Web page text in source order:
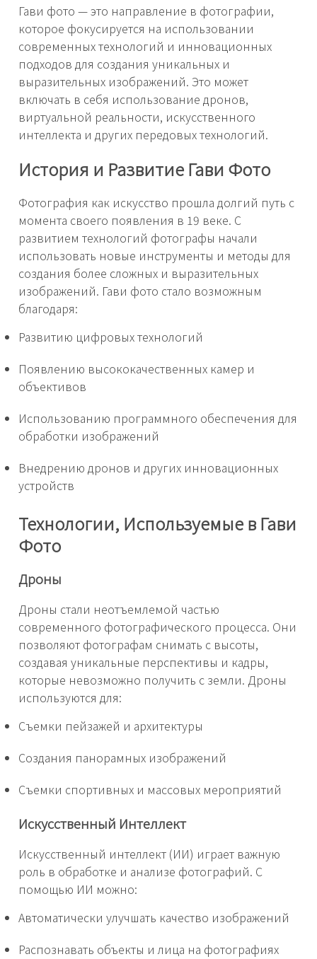
Гави фото — это направление в фотографии,
которое фокусируется на использовании
современных технологий и инновационных
подходов для создания уникальных и
выразительных изображений. Это может
включать в себя использование дронов,
виртуальной реальности, искусственного
интеллекта и других передовых технологий.
История и Развитие Гави Фото
Фотография как искусство прошла долгий путь с
момента своего появления в 19 веке. С
развитием технологий фотографы начали
использовать новые инструменты и методы для
создания более сложных и выразительных
изображений. Гави фото стало возможным
благодаря:
Развитию цифровых технологий
Появлению высококачественных камер и
объективов
Использованию программного обеспечения для
обработки изображений
Внедрению дронов и других инновационных
устройств
Технологии, Используемые в Гави
Фото
Дроны
Дроны стали неотъемлемой частью
современного фотографического процесса. Они
позволяют фотографам снимать с высоты,
создавая уникальные перспективы и кадры,
которые невозможно получить с земли. Дроны
используются для:
Съемки пейзажей и архитектуры
Создания панорамных изображений
Съемки спортивных и массовых мероприятий
Искусственный Интеллект
Искусственный интеллект (ИИ) играет важную
роль в обработке и анализе фотографий. С
помощью ИИ можно:
Автоматически улучшать качество изображений
Распознавать объекты и лица на фотографиях